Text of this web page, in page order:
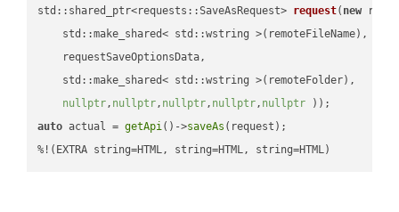
std::shared_ptr<requests::SaveAsRequest> request( new
    std::make_shared< std::wstring >(remoteFileName),
    requestSaveOptionsData,
    std::make_shared< std::wstring >(remoteFolder),
nullptr, nullptr, nullptr, nullptr, nullptr ))
auto actual = getApi()->saveAs (request);
%!(EXTRA string=HTML, string=HTML, string=HTML)